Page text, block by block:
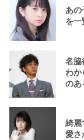
あの
を一
名脇
わ
のあ
綺麗
愛さ